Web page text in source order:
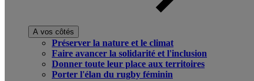
A vos côtés
Préserver la nature et le climat
Faire avancer la solidarité et l'inclusion
Donner toute leur place aux territoires
Porter l'élan du rugby féminin